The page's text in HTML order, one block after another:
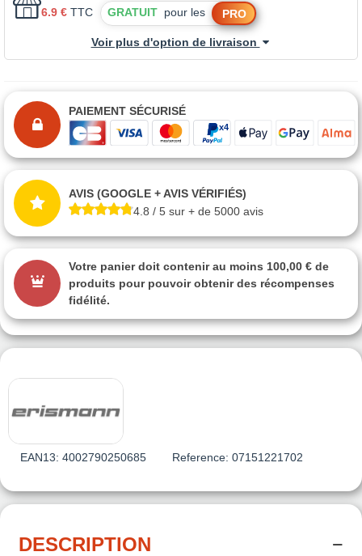
EAN13: 4002790250685 Reference: 07151221702
6.9 € TTC GRATUIT pour les PRO
Voir plus d'option de livraison
PAIEMENT SÉCURISÉ
AVIS (GOOGLE + AVIS VÉRIFIÉS)
4.8 / 5 sur + de 5000 avis
Votre panier doit contenir au moins 100,00 € de
produits pour pouvoir obtenir des récompenses
fidélité.
DESCRIPTION